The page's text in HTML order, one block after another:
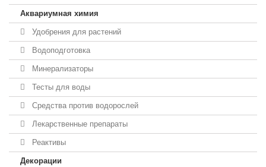
Аквариумная химия
Удобрения для растений
Водоподготовка
Минерализаторы
Тесты для воды
Средства против водорослей
Лекарственные препараты
Реактивы
Декорации